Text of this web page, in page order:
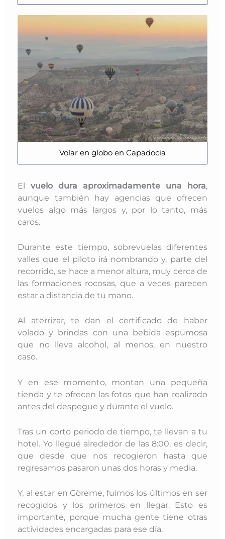
Volar en globo en Capadocia
Elvuelo dura aproximadamente una hora,
aunque también hay agencias que ofrecen
vuelos algo más largos y, por lo tanto, más
caros.
Durante este tiempo, sobrevuelas diferentes
valles que el piloto irá nombrando y, parte del
recorrido, se hace a menor altura, muy cerca de
las formaciones rocosas, que a veces parecen
estar a distancia de tu mano.
Al aterrizar, te dan el certificado de haber
volado y brindas con una bebida espumosa
que no lleva alcohol, al menos, en nuestro
caso.
Y en ese momento, montan una pequeña
tienda y te ofrecen las fotos que han realizado
antes del despegue y durante el vuelo.
Tras un corto periodo de tiempo, te llevan a tu
hotel. Yo llegué alrededor de las 8:00, es decir,
que desde que nos recogieron hasta que
regresamos pasaron unas dos horas y media.
Y, al estar en Göreme, fuimos los últimos en ser
recogidos y los primeros en llegar. Esto es
importante, porque mucha gente tiene otras
actividades encargadas para ese día.